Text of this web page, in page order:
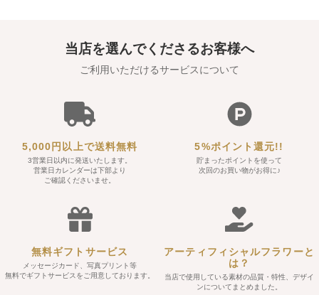
当店を選んでくださるお客様へ
ご利用いただけるサービスについて
5,000円以上で送料無料
3営業日以内に発送いたします。
営業日カレンダーは下部より
ご確認くださいませ。
5%ポイント還元!!
貯まったポイントを使って
次回のお買い物がお得に♪
無料ギフトサービス
メッセージカード、写真プリント等
無料でギフトサービスをご用意しております。
アーティフィシャルフラワーと
は？
当店で使用している素材の品質・特性、デザイ
ンについてまとめました。